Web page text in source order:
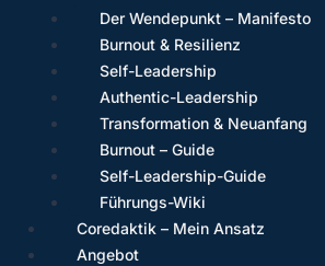
Der Wendepunkt – Manifesto
Burnout & Resilienz
Self-Leadership
Authentic-Leadership
Transformation & Neuanfang
Burnout – Guide
Self-Leadership-Guide
Führungs-Wiki
Coredaktik – Mein Ansatz
Angebot